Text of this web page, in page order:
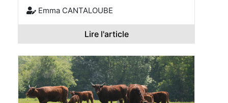
Emma CANTALOUBE
Lire l'article